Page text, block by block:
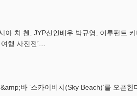
치 첸, JYP신인배우 박규영, 이루펀트
행 사진전’…
바 ‘스카이비치(Sky Beach)’를 오픈